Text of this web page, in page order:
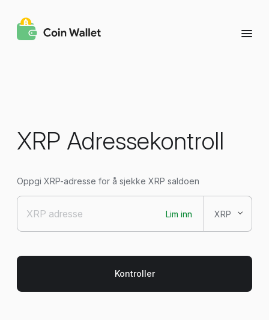
XRP Adressekontroll
Oppgi XRP-adresse for å sjekke XRP saldoen
Lim inn XRP